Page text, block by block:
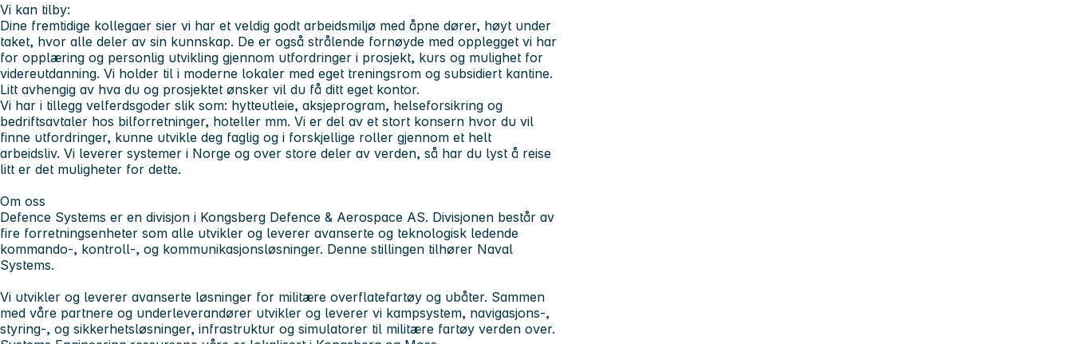
Vi kan tilby:
Dine fremtidige kollegaer sier vi har et veldig godt arbeidsmiljø med åpne dører, høyt under
taket, hvor alle deler av sin kunnskap. De er også strålende fornøyde med opplegget vi har
for opplæring og personlig utvikling gjennom utfordringer i prosjekt, kurs og mulighet for
videreutdanning. Vi holder til i moderne lokaler med eget treningsrom og subsidiert kantine.
Litt avhengig av hva du og prosjektet ønsker vil du få ditt eget kontor.
Vi har i tillegg velferdsgoder slik som: hytteutleie, aksjeprogram, helseforsikring og
bedriftsavtaler hos bilforretninger, hoteller mm. Vi er del av et stort konsern hvor du vil
finne utfordringer, kunne utvikle deg faglig og i forskjellige roller gjennom et helt
arbeidsliv. Vi leverer systemer i Norge og over store deler av verden, så har du lyst å reise
litt er det muligheter for dette.
Om oss
Defence Systems er en divisjon i Kongsberg Defence & Aerospace AS. Divisjonen består av
fire forretningsenheter som alle utvikler og leverer avanserte og teknologisk ledende
kommando-, kontroll-, og kommunikasjonsløsninger. Denne stillingen tilhører Naval
Systems.
Vi utvikler og leverer avanserte løsninger for militære overflatefartøy og ubåter. Sammen
med våre partnere og underleverandører utvikler og leverer vi kampsystem, navigasjons-,
styring-, og sikkerhetsløsninger, infrastruktur og simulatorer til militære fartøy verden over.